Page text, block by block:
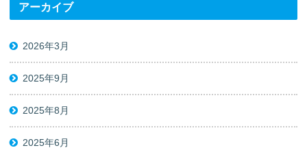
アーカイブ
2026年3月
2025年9月
2025年8月
2025年6月